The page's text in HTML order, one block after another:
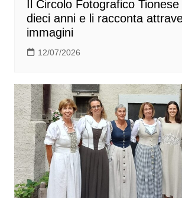
Il Circolo Fotografico
dieci anni e li racconta
immagini
12/07/2026